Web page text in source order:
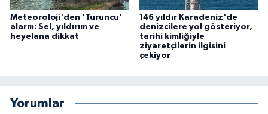
Meteoroloji'den 'Turuncu'
alarm: Sel, yıldırım ve
heyelana dikkat
146 yıldır Karadeniz'de
denizcilere yol gösteriyor,
tarihi kimliğiyle
ziyaretçilerin ilgisini
çekiyor
Yorumlar